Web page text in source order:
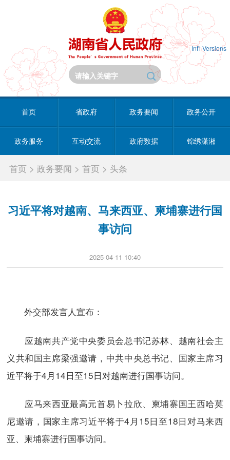
Int'l Versions
首页 省政府 政务要闻 政务公开
政务服务 互动交流 政府数据 锦绣潇湘
首页 >政务要闻 >首页 > 头条
习近平将对越南、马来西亚、柬埔寨进行国
事访问
2025-04-11 10:40
外交部发言人宣布：
应越南共产党中央委员会总书记苏林、越南社会主
义共和国主席梁强邀请，中共中央总书记、国家主席习
近平将于4月14日至15日对越南进行国事访问。
应马来西亚最高元首易卜拉欣、柬埔寨国王西哈莫
尼邀请，国家主席习近平将于4月15日至18日对马来西
亚、柬埔寨进行国事访问。